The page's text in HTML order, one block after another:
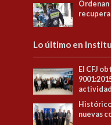
Ordenan
Lo último en
El CFJ
nuevas